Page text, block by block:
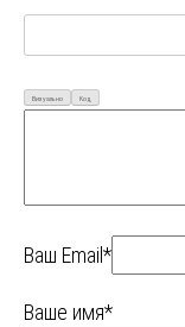
Визуально Код
Ваш Email*
Ваше имя*